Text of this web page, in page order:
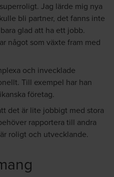
Jag lärde mig nya
bli partner, det fanns inte
glad att ha ett jobb.
något som växte fram med
och invecklade
Till exempel har han
företag.
det är lite jobbigt med stora
rapportera till andra
roligt och utvecklande.